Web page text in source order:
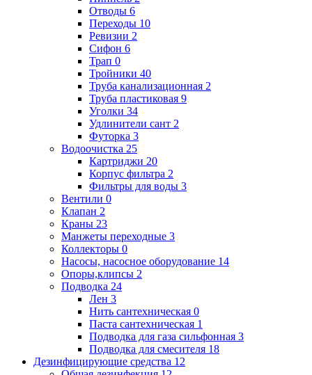
Отводы 6
Переходы 10
Ревизии 2
Сифон 6
Трап 0
Тройники 40
Труба канализационная 2
Труба пластиковая 9
Уголки 34
Удлинители сант 2
Футорка 3
Водоочистка 25
Картриджи 20
Корпус фильтра 2
Фильтры для воды 3
Вентили 0
Клапан 2
Краны 23
Манжеты переходные 3
Коллекторы 0
Насосы, насосное оборудование 14
Опоры,клипсы 2
Подводка 24
Лен 3
Нить сантехническая 0
Паста сантехническая 1
Подводка для газа сильфонная 3
Подводка для смесителя 18
Дезинфицирующие средства 12